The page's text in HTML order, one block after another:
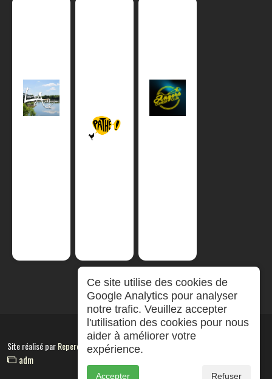
Site réalisé parRepereCom
adm
Ce site utilise des cookies de
Google Analytics pour analyser
notre trafic. Veuillez accepter
l'utilisation des cookies pour nous
aider à améliorer votre
expérience.
Accepter Refuser